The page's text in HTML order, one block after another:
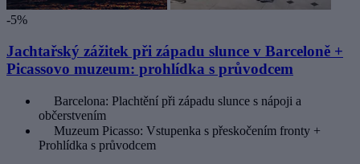
-5%
Jachtařský zážitek při západu slunce v Barceloně +
Picassovo muzeum: prohlídka s průvodcem
Barcelona: Plachtění při západu slunce s nápoji a
občerstvením
Muzeum Picasso: Vstupenka s přeskočením fronty +
Prohlídka s průvodcem